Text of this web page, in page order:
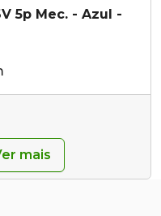
5p Mec. - Azul -
mais